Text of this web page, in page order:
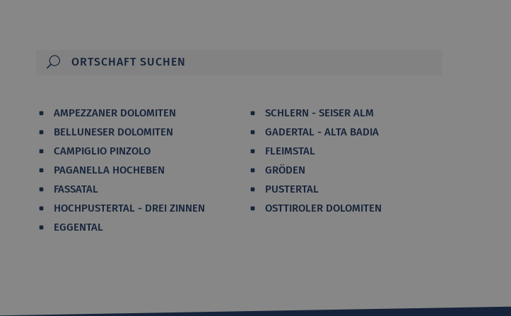
AMPEZZANER DOLOMITEN
BELLUNESER DOLOMITEN
CAMPIGLIO PINZOLO
PAGANELLA HOCHEBEN
FASSATAL
HOCHPUSTERTAL - DREI ZINNEN
EGGENTAL
SCHLERN - SEISER ALM
GADERTAL - ALTA BADIA
FLEIMSTAL
GRÖDEN
PUSTERTAL
OSTTIROLER DOLOMITEN